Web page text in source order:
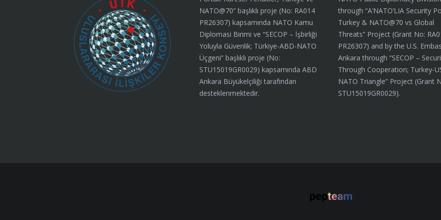
NATO@70” başlıklı proje (No: RA014
PR26307) kapsamında NATO Kamu
Diplomasi Birimi ve “SECOP – İşbirliği
Yoluyla Güvenlik; Türkiye-ABD-NATO
Üçgeni” başlıklı proje (No:
STU15019GR0029) kapsamında ABD
Ankara Büyükelçiliği tarafından
desteklenmektedir.
through “A’NATO’LIA Security
Turkey & NATO@70 vs Global
Threats” Project (Grant No:
PR26307) and by the U.S.
Ankara through “SECOP –
Through Cooperation; Turkey-
NATO Triangle” Project (Grant
STU15019GR0029).